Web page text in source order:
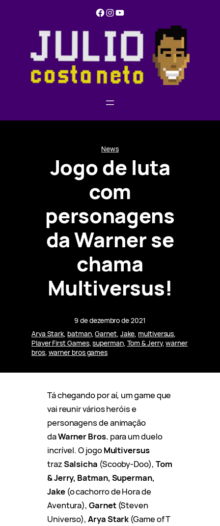
Facebook Instagram YouTube
News
Jogo de luta
com
personagens
da Warner se
chama
Multiversus!
9 de dezembro de 2021
Arya Stark, batman, Garnet, Jake, multiversus
Player First Games, superman, Tom & Jerry, warner
bros, warner bros games
Tá chegando por aí, um game que
vai reunir vários heróis e
personagens de animação
daWarner Bros. para um duelo
incrível. O jogoMultiversus
trazSalsicha (Scooby-Doo), Tom
& Jerry, Batman, Superman,
Jake(o cachorro de Hora de
Aventura),Garnet (Steven
Universo),Arya Stark (Game of T